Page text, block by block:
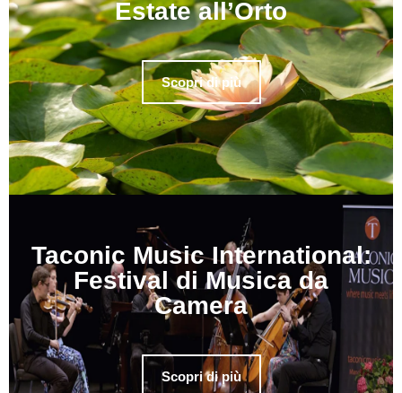
Estate all’Orto
Scopri di più
Taconic Music International:
Festival di Musica da
Camera
Scopri di più